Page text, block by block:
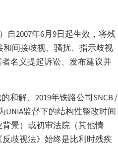
）自2007年6月9日起生效，将残
和间接歧视、骚扰、指示歧视
名义提起诉讼、发布建议并
和解、2019年铁路公司SNCB /
监督下的结构性整改时间
景）或初审法院（其他情
歧视法》始终是比利时残疾